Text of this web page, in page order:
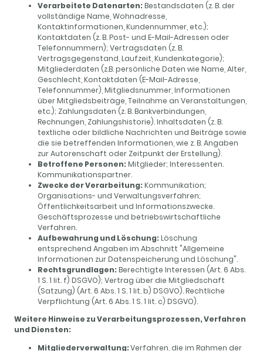
Verarbeitete Datenarten: Bestandsdaten (z. B. der
vollständige Name, Wohnadresse,
Kontaktinformationen, Kundennummer, etc.);
Kontaktdaten (z. B. Post- und E-Mail-Adressen oder
Telefonnummern); Vertragsdaten (z. B.
Vertragsgegenstand, Laufzeit, Kundenkategorie);
Mitgliederdaten (z.B. persönliche Daten wie Name, Alter,
Geschlecht, Kontaktdaten (E-Mail-Adresse,
Telefonnummer), Mitgliedsnummer, Informationen
über Mitgliedsbeiträge, Teilnahme an Veranstaltungen,
etc.); Zahlungsdaten (z. B. Bankverbindungen,
Rechnungen, Zahlungshistorie). Inhaltsdaten (z. B.
textliche oder bildliche Nachrichten und Beiträge sowie
die sie betreffenden Informationen, wie z. B. Angaben
zur Autorenschaft oder Zeitpunkt der Erstellung).
Betroffene Personen: Mitglieder; Interessenten.
Kommunikationspartner.
Zwecke der Verarbeitung: Kommunikation;
Organisations- und Verwaltungsverfahren;
Öffentlichkeitsarbeit und Informationszwecke.
Geschäftsprozesse und betriebswirtschaftliche
Verfahren.
Aufbewahrung und Löschung: Löschung
entsprechend Angaben im Abschnitt "Allgemeine
Informationen zur Datenspeicherung und Löschung".
Rechtsgrundlagen: Berechtigte Interessen (Art. 6 Abs.
1 S. 1 lit. f) DSGVO); Vertrag über die Mitgliedschaft
(Satzung) (Art. 6 Abs. 1 S. 1 lit. b) DSGVO). Rechtliche
Verpflichtung (Art. 6 Abs. 1 S. 1 lit. c) DSGVO).
Weitere Hinweise zu Verarbeitungsprozessen, Verfahren
und Diensten:
Mitgliederverwaltung:Verfahren, die im Rahmen der